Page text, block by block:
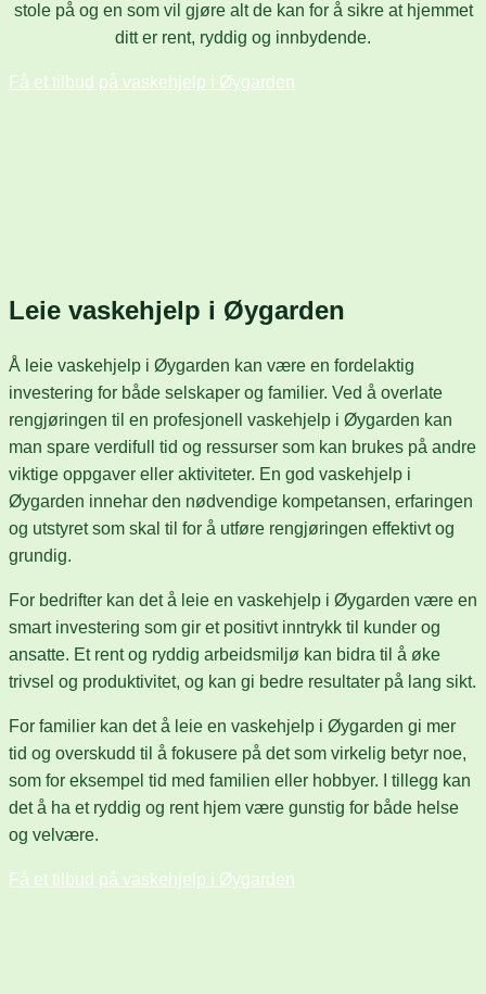
stole på og en som vil gjøre alt de kan for å sikre at hjemmet
ditt er rent, ryddig og innbydende.
Få et tilbud på vaskehjelp i Øygarden
Leie vaskehjelp i Øygarden
Å leie vaskehjelp i Øygarden kan være en fordelaktig
investering for både selskaper og familier. Ved å overlate
rengjøringen til en profesjonell vaskehjelp i Øygarden kan
man spare verdifull tid og ressurser som kan brukes på andre
viktige oppgaver eller aktiviteter. En god vaskehjelp i
Øygarden innehar den nødvendige kompetansen, erfaringen
og utstyret som skal til for å utføre rengjøringen effektivt og
grundig.
For bedrifter kan det å leie en vaskehjelp i Øygarden være en
smart investering som gir et positivt inntrykk til kunder og
ansatte. Et rent og ryddig arbeidsmiljø kan bidra til å øke
trivsel og produktivitet, og kan gi bedre resultater på lang sikt.
For familier kan det å leie en vaskehjelp i Øygarden gi mer
tid og overskudd til å fokusere på det som virkelig betyr noe,
som for eksempel tid med familien eller hobbyer. I tillegg kan
det å ha et ryddig og rent hjem være gunstig for både helse
og velvære.
Få et tilbud på vaskehjelp i Øygarden